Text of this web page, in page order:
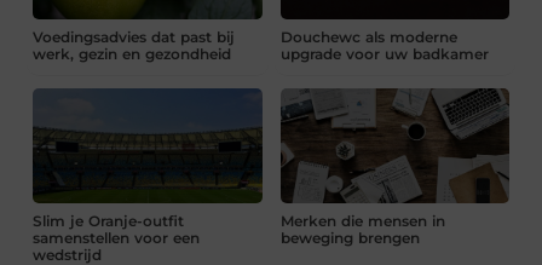
Voedingsadvies dat past bij
werk, gezin en gezondheid
Douchewc als moderne
upgrade voor uw badkamer
Slim je Oranje-outfit
samenstellen voor een
wedstrijd
Merken die mensen in
beweging brengen